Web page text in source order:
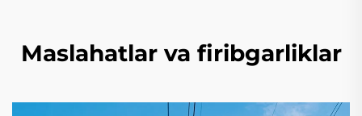
Maslahatlar va firibgarliklar